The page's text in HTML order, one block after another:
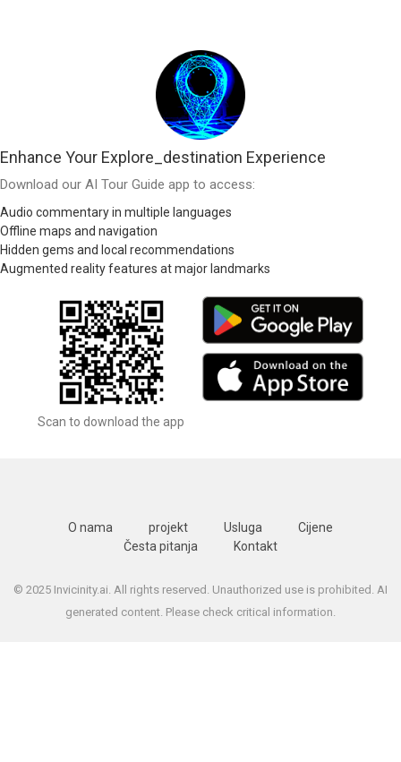
Enhance Your Explore_destination Experience
Download our AI Tour Guide app to access:
Audio commentary in multiple languages
Offline maps and navigation
Hidden gems and local recommendations
Augmented reality features at major landmarks
Scan to download the app
O nama projekt Usluga
Cijene
Česta pitanja
Kontakt
© 2025 Invicinity.ai. All rights reserved. Unauthorized use is prohibited. AI
generated content. Please check critical information.